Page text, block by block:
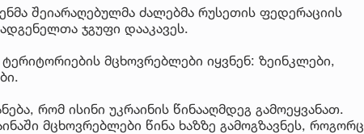
შეიარაღებულმა ძალებმა რუსეთის ფედერაციის
ჯგუფი დააკავეს.
მცხოვრებლები იყვნენ: ზეინკლები,
რომ ისინი უკრაინის წინააღმდეგ გამოეყვანათ.
მცხოვრებლები წინა ხაზზე გამოგზავნეს, როგორც